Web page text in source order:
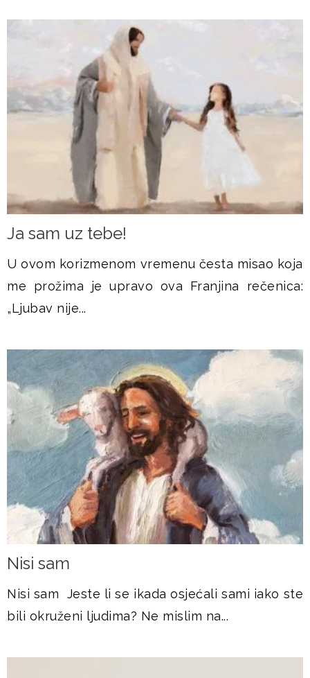
Ja sam uz tebe!
U ovom korizmenom vremenu česta misao koja
me prožima je upravo ova Franjina rečenica:
„Ljubav nije...
Nisi sam
Nisi sam Jeste li se ikada osjećali sami iako ste
bili okruženi ljudima? Ne mislim na...